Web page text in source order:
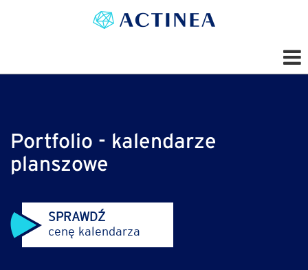
Portfolio - kalendarze
planszowe
SPRAWDŹ
cenę kalendarza